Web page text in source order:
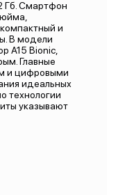
Гб. Смартфон
и
В модели
А15 Bionic,
Главные
и цифровыми
идеальных
технологии
указывают